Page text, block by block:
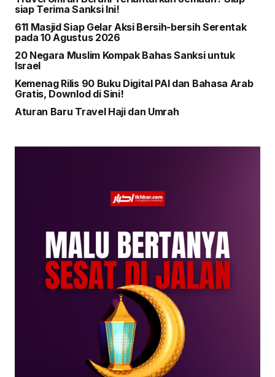
siap Terima Sanksi Ini!
611 Masjid Siap Gelar Aksi Bersih-bersih Serentak
pada 10 Agustus 2026
20 Negara Muslim Kompak Bahas Sanksi untuk
Israel
Kemenag Rilis 90 Buku Digital PAI dan Bahasa Arab
Gratis, Downlod di Sini!
Aturan Baru Travel Haji dan Umrah